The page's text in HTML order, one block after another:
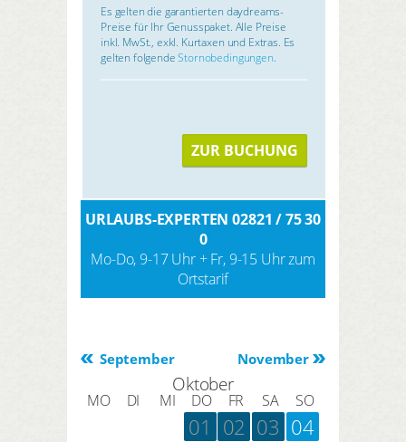
Es gelten die garantierten daydreams-
Preise für Ihr Genusspaket. Alle Preise
inkl. MwSt., exkl. Kurtaxen und Extras. Es
gelten folgendeStornobedingungen.
ZUR BUCHUNG
URLAUBS-EXPERTEN 02821 / 75 30
0
Mo-Do, 9-17 Uhr + Fr, 9-15 Uhr zum
Ortstarif
November
September
Oktober
MO DI MI DO FR SA SO
01 02 03 04